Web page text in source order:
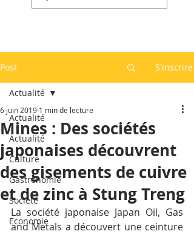
Post S'inscrire
Actualité
Actualité
Culture
Gastronomie
Société
Economie
Actualité
Mines : Des sociétés
japonaises découvrent
des gisements de cuivre
et de zinc à Stung Treng
6 juin 2019 1 min de lecture
La société japonaise Japan Oil, Gas
and Metals a découvert une ceinture